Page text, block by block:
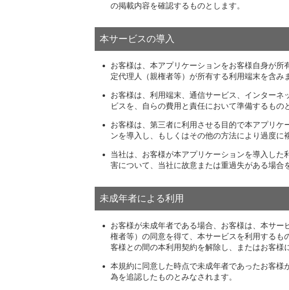
の掲載内容を確認するものとします。
本サービスの導入
お客様は、本アプリケーションをお客様自身が
定代理人（親権者等）が所有する利用端末を含み
お客様は、利用端末、通信サービス、インター
ビスを、自らの費用と責任において準備するもの
お客様は、第三者に利用させる目的で本アプリ
ンを導入し、もしくはその他の方法により過度に
当社は、お客様が本アプリケーションを導入し
害について、当社に故意または重過失がある場合
未成年者による利用
お客様が未成年者である場合、お客様は、本サ
権者等）の同意を得て、本サービスを利用する
客様との間の本利用契約を解除し、またはお客様
本規約に同意した時点で未成年者であったお客
為を追認したものとみなされます。